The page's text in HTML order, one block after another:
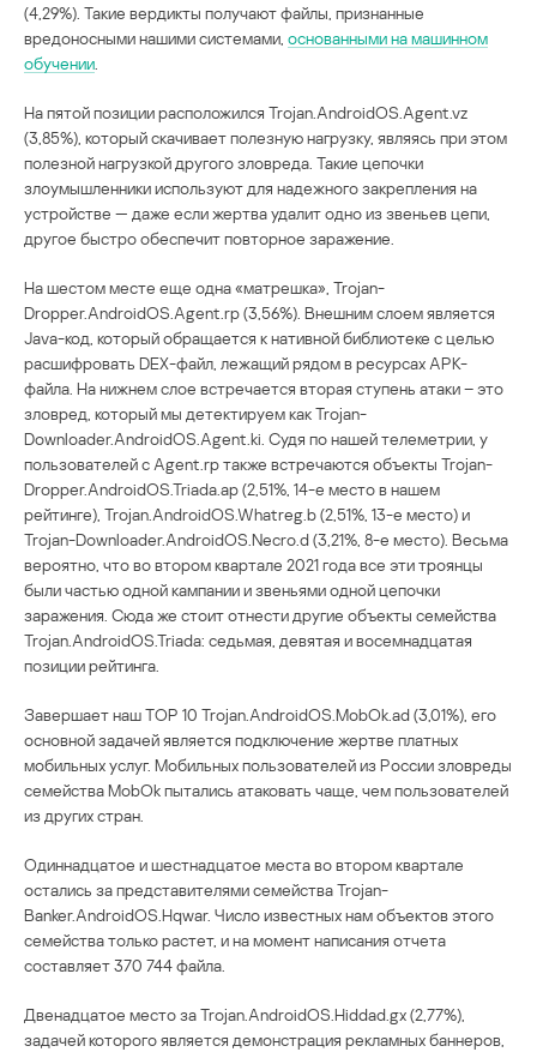
(4,29%). Такие вердикты получают файлы, признанные
вредоносными нашими системами, основанными на машинном
обучении
На пятой позиции расположился Trojan.AndroidOS.Agent.vz
(3,85%), который скачивает полезную нагрузку, являясь при этом
полезной нагрузкой другого зловреда. Такие цепочки
злоумышленники используют для надежного закрепления на
устройстве — даже если жертва удалит одно из звеньев цепи,
другое быстро обеспечит повторное заражение.
На шестом месте еще одна «матрешка», Trojan-
Dropper.AndroidOS.Agent.rp (3,56%). Внешним слоем является
Java-код, который обращается к нативной библиотеке с целью
расшифровать DEX-файл, лежащий рядом в ресурсах APK-
файла. На нижнем слое встречается вторая ступень атаки – это
зловред, который мы детектируем как Trojan-
Downloader.AndroidOS.Agent.ki. Судя по нашей телеметрии, у
пользователей с Agent.rp также встречаются объекты Trojan-
Dropper.AndroidOS.Triada.ap (2,51%, 14-е место в нашем
рейтинге), Trojan.AndroidOS.Whatreg.b (2,51%, 13-е место) и
Trojan-Downloader.AndroidOS.Necro.d (3,21%, 8-е место). Весьма
вероятно, что во втором квартале 2021 года все эти троянцы
были частью одной кампании и звеньями одной цепочки
заражения. Сюда же стоит отнести другие объекты семейства
Trojan.AndroidOS.Triada: седьмая, девятая и восемнадцатая
позиции рейтинга.
Завершает наш ТОР 10 Trojan.AndroidOS.MobOk.ad (3,01%), его
основной задачей является подключение жертве платных
мобильных услуг. Мобильных пользователей из России зловреды
семейства MobOk пытались атаковать чаще, чем пользователей
из других стран.
Одиннадцатое и шестнадцатое места во втором квартале
остались за представителями семейства Trojan-
Banker.AndroidOS.Hqwar. Число известных нам объектов этого
семейства только растет, и на момент написания отчета
составляет 370 744 файла.
Двенадцатое место за Trojan.AndroidOS.Hiddad.gx (2,77%),
задачей которого является демонстрация рекламных баннеров,